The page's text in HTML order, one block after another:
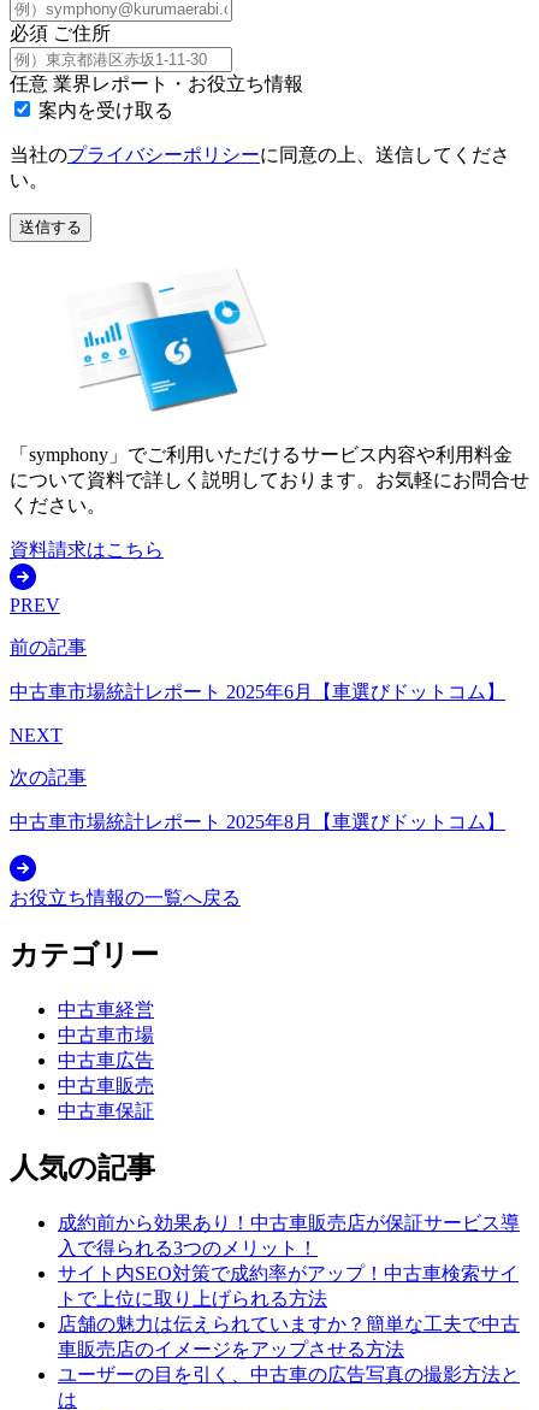
必須 ご住所
任意 業界レポート・お役立ち情報
案内を受け取る
当社のプライバシーポリシーに同意の上、送信してくださ
い。
送信する
「symphony」でご利用いただけるサービス内容や利用料金
について資料で詳しく説明しております。お気軽にお問合せ
ください。
資料請求はこちら
PREV
前の記事
中古車市場統計レポート 2025年6月【車選びドットコム】
NEXT
次の記事
中古車市場統計レポート 2025年8月【車選びドットコム】
お役立ち情報の一覧へ戻る
カテゴリー
中古車経営
中古車市場
中古車広告
中古車販売
中古車保証
人気の記事
成約前から効果あり！中古車販売店が保証サービス導
入で得られる3つのメリット！
サイト内SEO対策で成約率がアップ！中古車検索サイ
トで上位に取り上げられる方法
店舗の魅力は伝えられていますか？簡単な工夫で中古
車販売店のイメージをアップさせる方法
ユーザーの目を引く、中古車の広告写真の撮影方法と
は